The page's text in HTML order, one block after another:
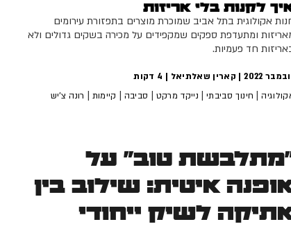
לקנות בלי אריזות
אקולוגית בתל אביב שמוכרת מוצרים בתפזורת עירומים
ומתעדפת ספקים שמקפידים על מכירה בשקים גדולים ולא
חד פעמיות.
2022 | קארין שאלתיאל | 4 דקות
| חינוך סביבתי| נייקד מרקט | סביבה | קיימות | רונה צ'יש
טוב" על
איטית: שילוב בין
לשיק ייחודי